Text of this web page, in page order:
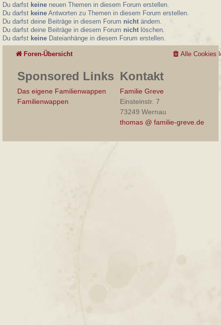
Du darfst keine neuen Themen in diesem Forum erstellen.
Du darfst keine Antworten zu Themen in diesem Forum erstellen.
Du darfst deine Beiträge in diesem Forum nicht ändern.
Du darfst deine Beiträge in diesem Forum nicht löschen.
Du darfst keine Dateianhänge in diesem Forum erstellen.
Foren-Übersicht Alle Cookies
Sponsored Links
Das eigene Familienwappen
Familienwappen
Kontakt
Familie Greve
Einsteinstr. 7
73249 Wernau
thomas @ familie-greve.de